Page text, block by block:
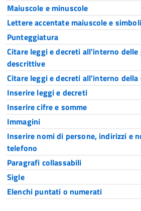
Maiuscole e minuscole
Lettere accentate maiuscole e simboli
Punteggiatura
Citare leggi e decreti all'interno delle
descrittive
Citare leggi e decreti all'interno
Inserire leggi e decreti
Inserire cifre e somme
Immagini
Inserire nomi di persone, indirizzi e
telefono
Paragrafi collassabili
Sigle
Elenchi puntati o numerati